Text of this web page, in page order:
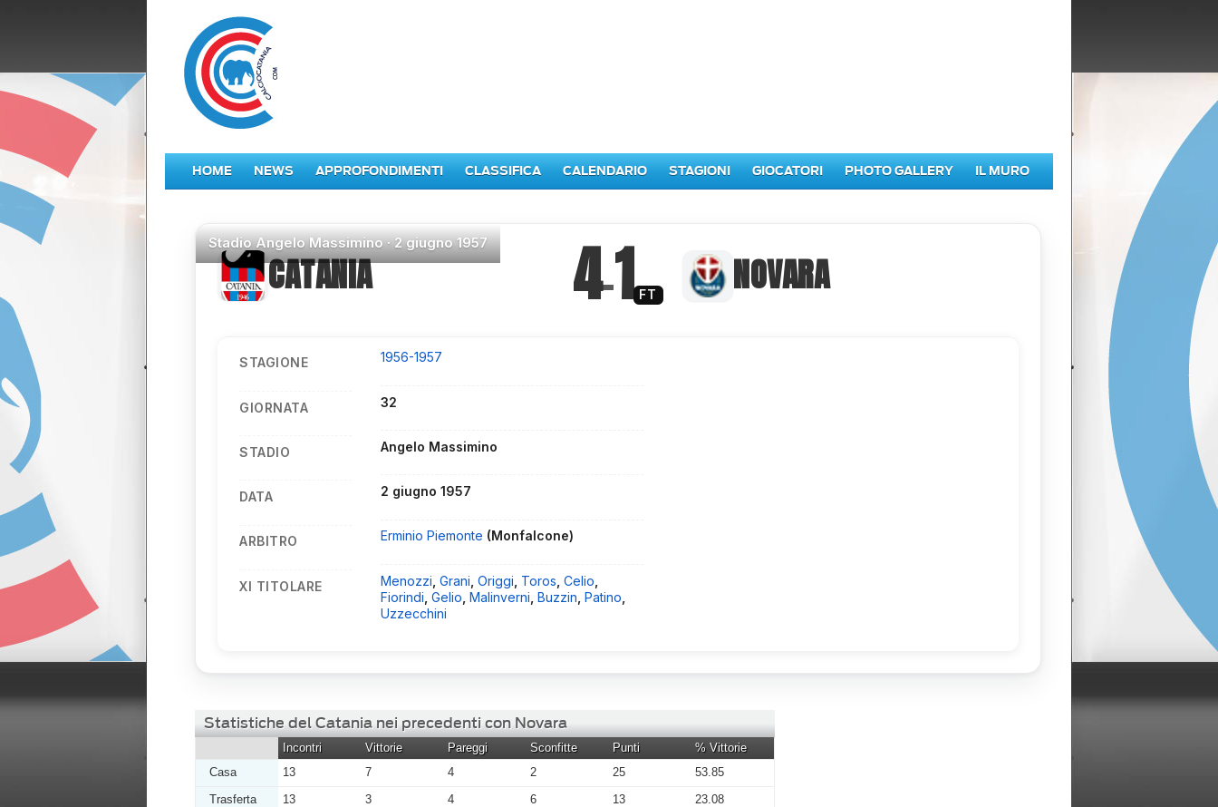
HOME NEWS APPROFONDIMENTI CLASSIFICA CALENDARIO STAGIONI GIOCATORI PHOTO GALLERY IL MURO
StadioAngelo Massimino ·2 giugno 1957
CATANIA 4–1 FT NOVARA
STAGIONE 1956-1957
GIORNATA 32
STADIO Angelo Massimino
DATA 2 giugno 1957
ARBITRO Erminio Piemonte (Monfalcone)
XI TITOLARE Menozzi ,Grani ,Origgi Toros ,Celio
Fiorindi ,Gelio ,Malinverni ,Buzzin ,Patino
Uzzecchini
Statistiche del Catania nei precedenti con Novara
Incontri Vittorie Pareggi Sconfitte Punti
% Vittorie
Casa
13 7 4 2 25
53.85
Trasferta
13 3 4 6 13
23.08